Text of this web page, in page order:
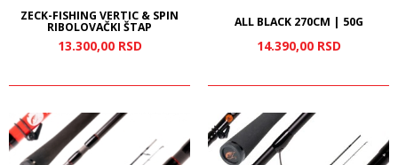
ZECK-FISHING VERTIC & SPIN
RIBOLOVAČKI ŠTAP
13.300,00 RSD
ALL BLACK 270CM | 50G
14.390,00 RSD